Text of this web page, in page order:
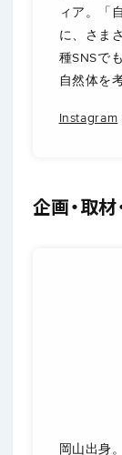
ィア。「
に、さま
種SNSで
自然体を
Instagram
企画・取材
岡山出身